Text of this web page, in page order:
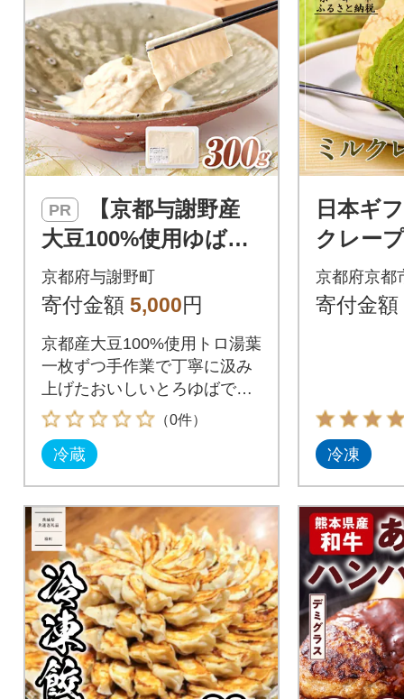
PR
大豆100%使用ゆば】
とろゆば 国産大豆
を使用した、とろけ
京都府与謝野町
寄付金額 5,000円
京都産大豆100%使用トロ湯葉
一枚ずつ手作業で丁寧に汲み
上げたおいしいとろゆばで
す。
（0件）
冷蔵
日本ギ
クレー
抹茶|人
ランド
京都府京都
寄付金額
冷凍